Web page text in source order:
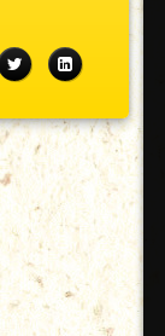
TwitterLinkedIn